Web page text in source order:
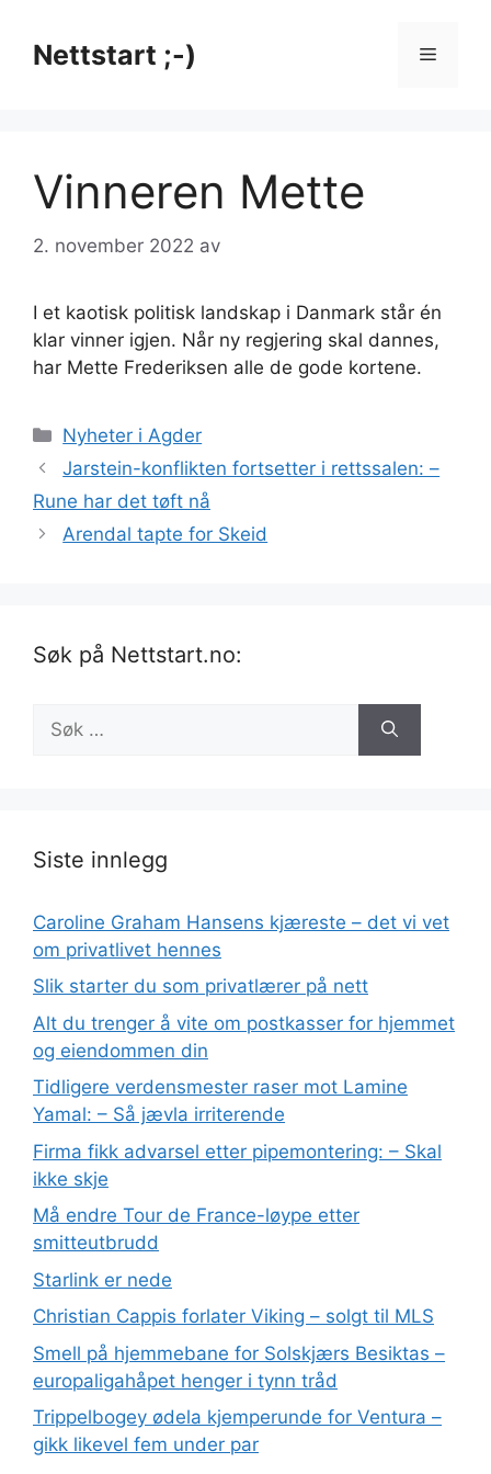
innholdNettstart ;-) Meny
Vinneren Mette
2. november 2022 av
I et kaotisk politisk landskap i Danmark står én
klar vinner igjen. Når ny regjering skal dannes,
har Mette Frederiksen alle de gode kortene.
Kategorier
Nyheter i Agder
Jarstein-konflikten fortsetter i rettssalen: –
Rune har det tøft nå
Arendal tapte for Skeid
Søk på Nettstart.no:
etter:
Siste innlegg
Caroline Graham Hansens kjæreste – det vi vet
om privatlivet hennes
Slik starter du som privatlærer på nett
Alt du trenger å vite om postkasser for hjemmet
og eiendommen din
Tidligere verdensmester raser mot Lamine
Yamal: – Så jævla irriterende
Firma fikk advarsel etter pipemontering: – Skal
ikke skje
Må endre Tour de France-løype etter
smitteutbrudd
Starlink er nede
Christian Cappis forlater Viking – solgt til MLS
Smell på hjemmebane for Solskjærs Besiktas –
europaligahåpet henger i tynn tråd
Trippelbogey ødela kjemperunde for Ventura –
gikk likevel fem under par